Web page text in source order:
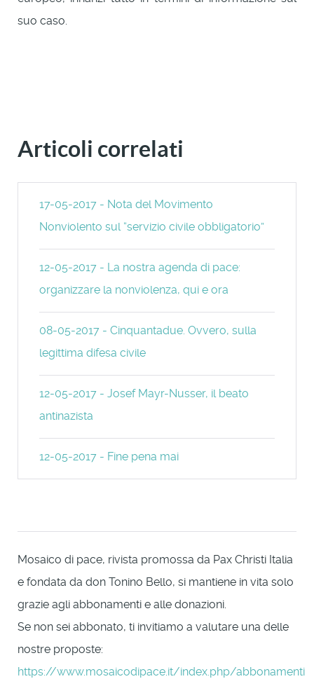
suo caso.
Articoli correlati
17-05-2017 - Nota del Movimento
Nonviolento sul “servizio civile obbligatorio”
12-05-2017 - La nostra agenda di pace:
organizzare la nonviolenza, qui e ora
08-05-2017 - Cinquantadue. Ovvero, sulla
legittima difesa civile
12-05-2017 - Josef Mayr-Nusser, il beato
antinazista
12-05-2017 - Fine pena mai
Mosaico di pace, rivista promossa da Pax Christi Italia
e fondata da don Tonino Bello, si mantiene in vita solo
grazie agli abbonamenti e alle donazioni.
Se non sei abbonato, ti invitiamo a valutare una delle
nostre proposte:
https://www.mosaicodipace.it/index.php/abbonamenti